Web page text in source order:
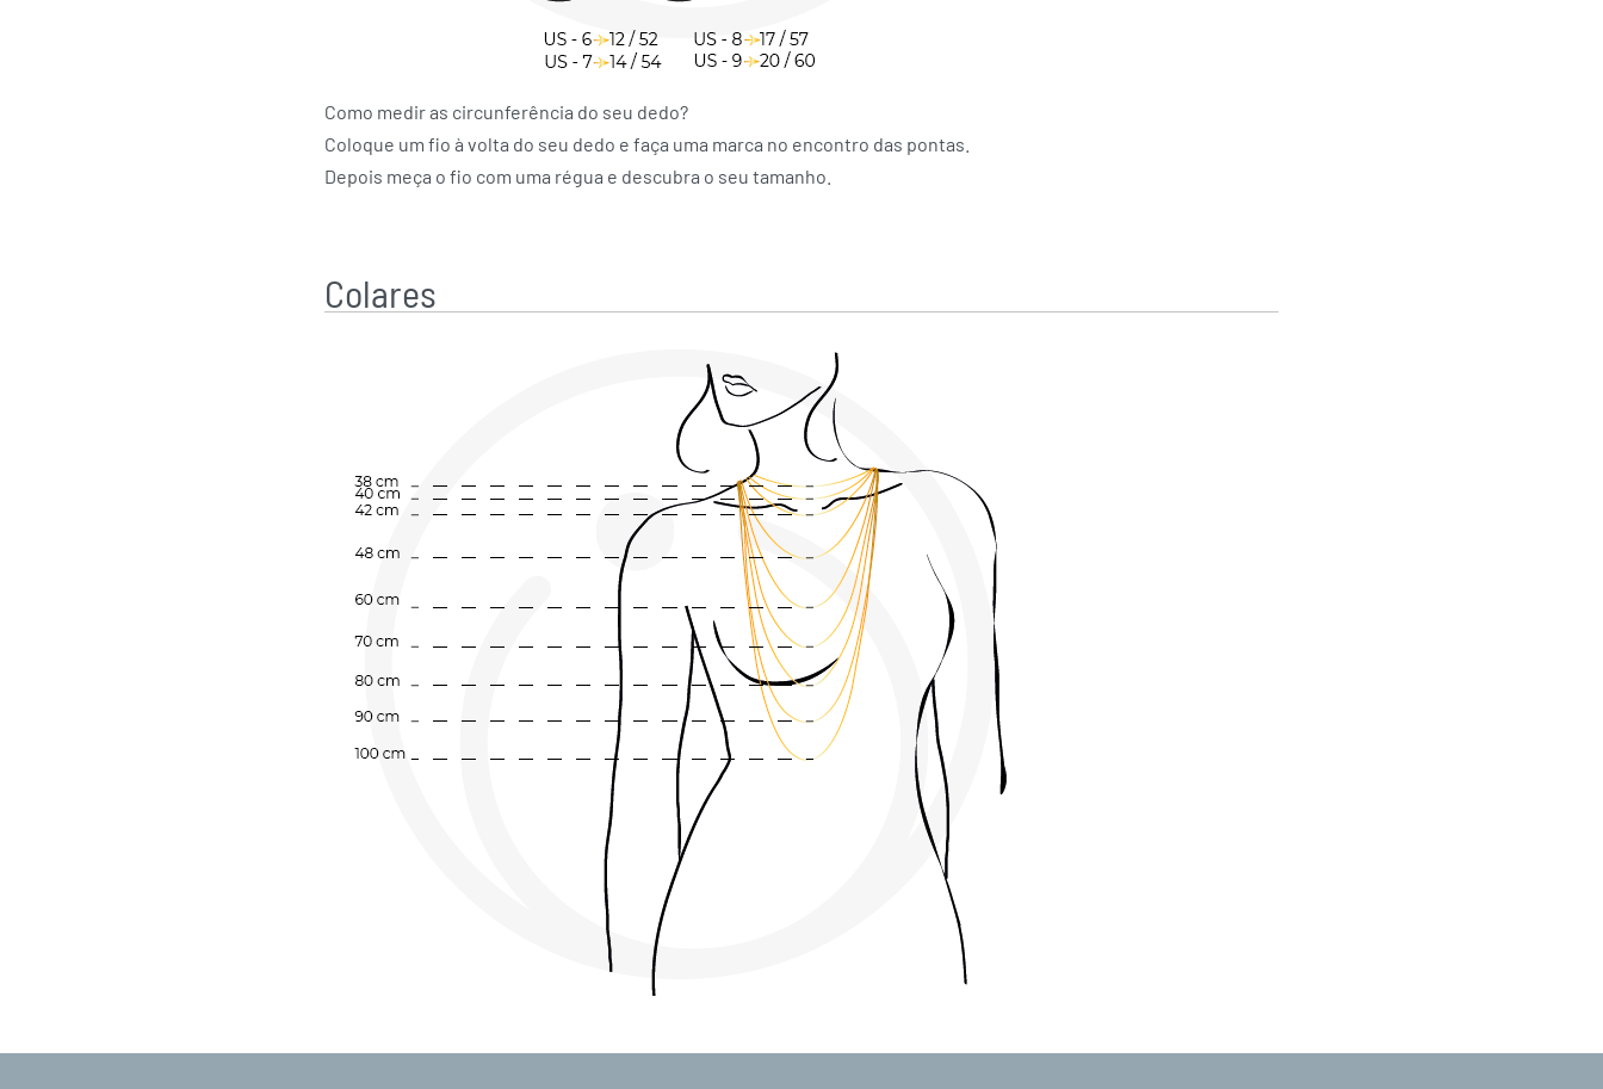
Como medir as circunferência do seu dedo?
Coloque um fio à volta do seu dedo e faça uma marca no encontro das pontas.
Depois meça o fio com uma régua e descubra o seu tamanho.
Colares